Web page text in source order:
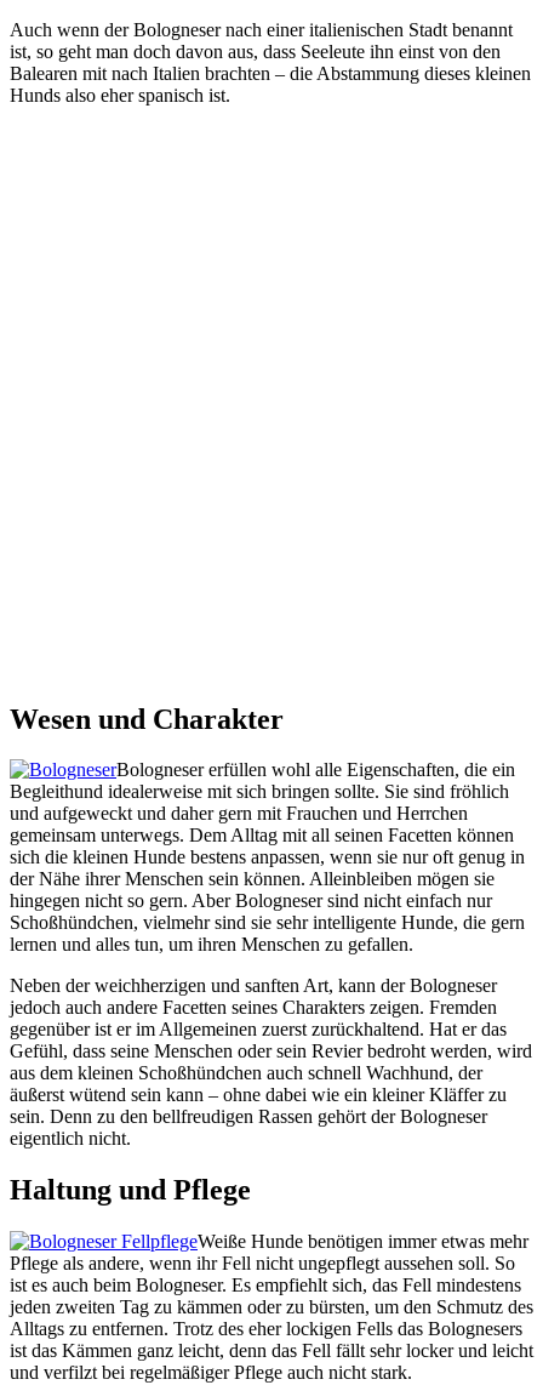
Auch wenn der Bologneser nach einer italienischen Stadt benannt
ist, so geht man doch davon aus, dass Seeleute ihn einst von den
Balearen mit nach Italien brachten – die Abstammung dieses kleinen
Hunds also eher spanisch ist.
Wesen und Charakter
Bologneser erfüllen wohl alle Eigenschaften, die ein
Begleithund idealerweise mit sich bringen sollte. Sie sind fröhlich
und aufgeweckt und daher gern mit Frauchen und Herrchen
gemeinsam unterwegs. Dem Alltag mit all seinen Facetten können
sich die kleinen Hunde bestens anpassen, wenn sie nur oft genug in
der Nähe ihrer Menschen sein können. Alleinbleiben mögen sie
hingegen nicht so gern. Aber Bologneser sind nicht einfach nur
Schoßhündchen, vielmehr sind sie sehr intelligente Hunde, die gern
lernen und alles tun, um ihren Menschen zu gefallen.
Neben der weichherzigen und sanften Art, kann der Bologneser
jedoch auch andere Facetten seines Charakters zeigen. Fremden
gegenüber ist er im Allgemeinen zuerst zurückhaltend. Hat er das
Gefühl, dass seine Menschen oder sein Revier bedroht werden, wird
aus dem kleinen Schoßhündchen auch schnell Wachhund, der
äußerst wütend sein kann – ohne dabei wie ein kleiner Kläffer zu
sein. Denn zu den bellfreudigen Rassen gehört der Bologneser
eigentlich nicht.
Haltung und Pflege
Weiße Hunde benötigen immer etwas mehr
Pflege als andere, wenn ihr Fell nicht ungepflegt aussehen soll. So
ist es auch beim Bologneser. Es empfiehlt sich, das Fell mindestens
jeden zweiten Tag zu kämmen oder zu bürsten, um den Schmutz des
Alltags zu entfernen. Trotz des eher lockigen Fells das Bolognesers
ist das Kämmen ganz leicht, denn das Fell fällt sehr locker und leicht
und verfilzt bei regelmäßiger Pflege auch nicht stark.